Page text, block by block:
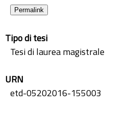
Permalink
Tipo di tesi
Tesi di laurea magistrale
URN
etd-05202016-155003